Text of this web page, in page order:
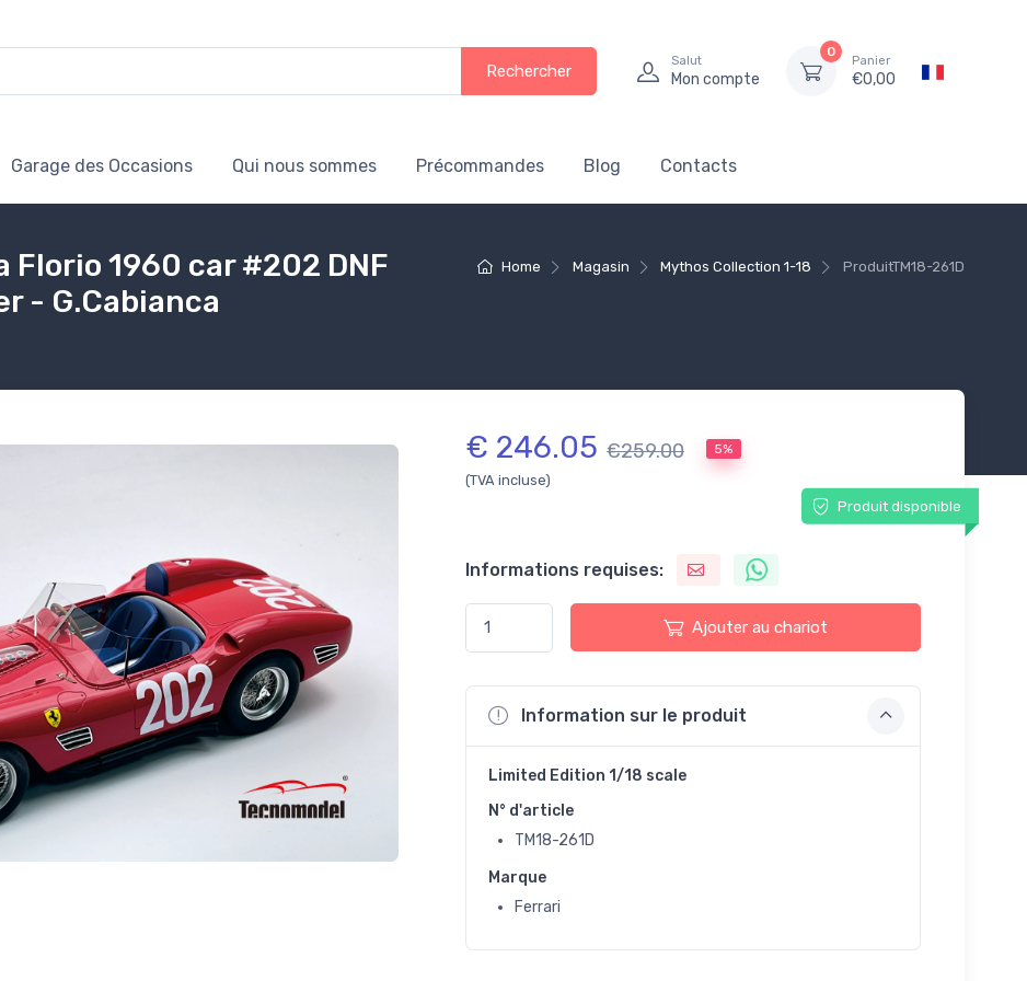
Rechercher
Salut
Mon compte
0
Panier
€0,00
Garage des Occasions Qui nous sommes Précommandes Blog Contacts
Home Magasin Mythos Collection 1-18 ProduitTM18-261D
Florio 1960 car #202 DNF
- G.Cabianca
€ 246.05 €259.00 5%
(TVA incluse)
Produit disponible
Informations requises:
Ajouter au chariot
Information sur le produit
Limited Edition 1/18 scale
N° d'article
TM18-261D
Marque
Ferrari